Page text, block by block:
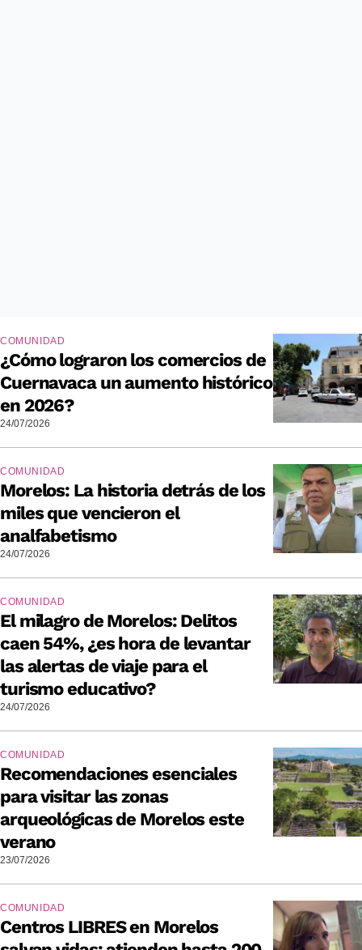
COMUNIDAD
¿Cómo lograron los comercios de
Cuernavaca un aumento histórico
en 2026?
24/07/2026
COMUNIDAD
Morelos: La historia detrás de los
miles que vencieron el
analfabetismo
24/07/2026
COMUNIDAD
El milagro de Morelos: Delitos
caen 54%, ¿es hora de levantar
las alertas de viaje para el
turismo educativo?
24/07/2026
COMUNIDAD
Recomendaciones esenciales
para visitar las zonas
arqueológicas de Morelos este
verano
23/07/2026
COMUNIDAD
Centros LIBRES en Morelos